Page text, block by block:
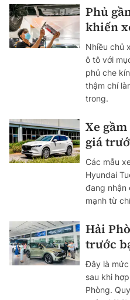
Phủ
khiến
Nhiều chủ
ô tô với
phủ che
thậm chí
trong.
Xe
giá
Các mẫu
Hyundai
đang nhận
mạnh từ
Hải
trước
Đây là
sau khi
Phòng.